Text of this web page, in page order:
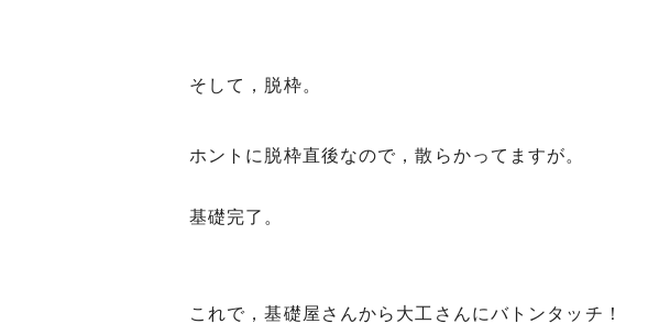
そして，脱枠。
ホントに脱枠直後なので，散らかってますが。
基礎完了。
これで，基礎屋さんから大工さんにバトンタッチ！